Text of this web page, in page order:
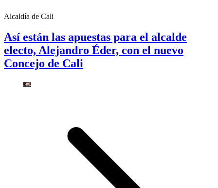
Alcaldía de Cali
Así están las apuestas para el alcalde
electo, Alejandro Éder, con el nuevo
Concejo de Cali